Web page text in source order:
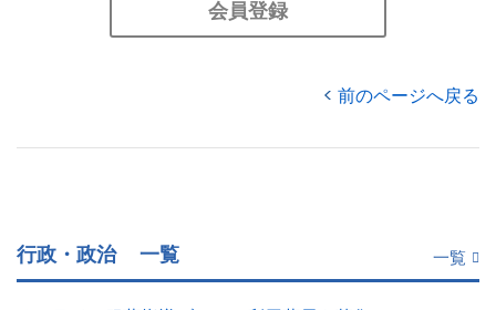
会員登録
前のページへ戻る
行政・政治 一覧 一覧